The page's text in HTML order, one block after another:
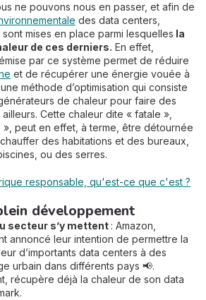
ne pouvons nous en passer, et afin de
des data centers,
mises en place parmi lesquelles la
de ces derniers. En effet,
par ce système permet de réduire
et de récupérer une énergie vouée à
méthode d’optimisation qui consiste
de chaleur pour faire des
Cette chaleur dite « fatale »,
», peut en effet, à terme, être détournée
des habitations et des bureaux,
ou des serres.
responsable, qu'est-ce que c'est ?
développement
secteur s’y mettent : Amazon,
annoncé leur intention de permettre la
d’importants data centers à des
urbain dans différents pays 📢.
récupère déjà la chaleur de son data